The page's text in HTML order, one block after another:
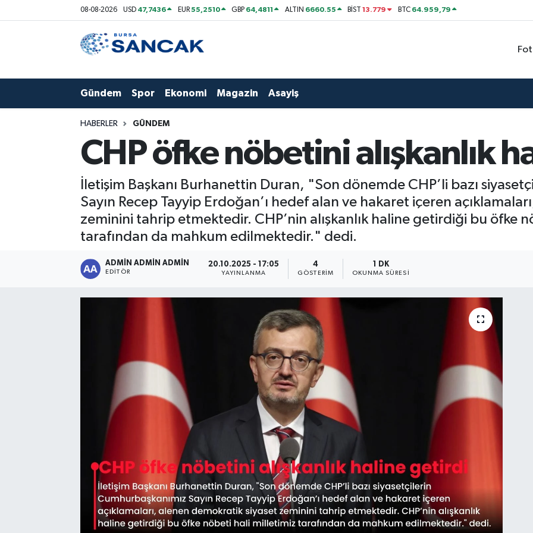
08-08-2026 USD 47,7436 EUR55,2510 GBP 64,4811 ALTIN 6660.55 BİST13.779 BTC 64.959,79
Gündem Spor Ekonomi Magazin Asayiş
HABERLER GÜNDEM
CHP öfke nöbetini alışkanlık
İletişim Başkanı Burhanettin Duran, "Son dönemde CHP’li bazı
Sayın Recep Tayyip Erdoğan’ı hedef alan ve hakaret içeren
zeminini tahrip etmektedir. CHP’nin alışkanlık haline getirdiği bu öfke
tarafından da mahkum edilmektedir." dedi.
ADMİN ADMİN ADMİN
EDITÖR
20.10.2025 - 17:05
YAYINLANMA
4
GÖSTERIM
1 DK
OKUNMA SÜRESI
Hava Durumu
Son Dakika Haberleri
Haber Arşivi